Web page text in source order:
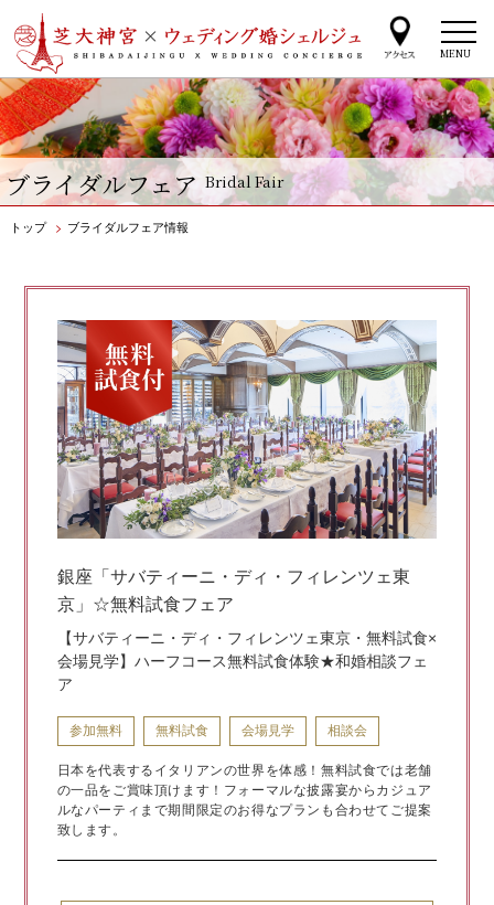
ブライダルフェア Bridal Fair
MENU
トップ > ブライダルフェア情報
銀座「サバティーニ・ディ・フィレンツェ東
京」☆無料試食フェア
【サバティーニ・ディ・フィレンツェ東京・無料試食×
会場見学】ハーフコース無料試食体験★和婚相談フェ
ア
参加無料 無料試食 会場見学 相談会
日本を代表するイタリアンの世界を体感！無料試食では老舗
の一品をご賞味頂けます！フォーマルな披露宴からカジュア
ルなパーティまで期間限定のお得なプランも合わせてご提案
致します。